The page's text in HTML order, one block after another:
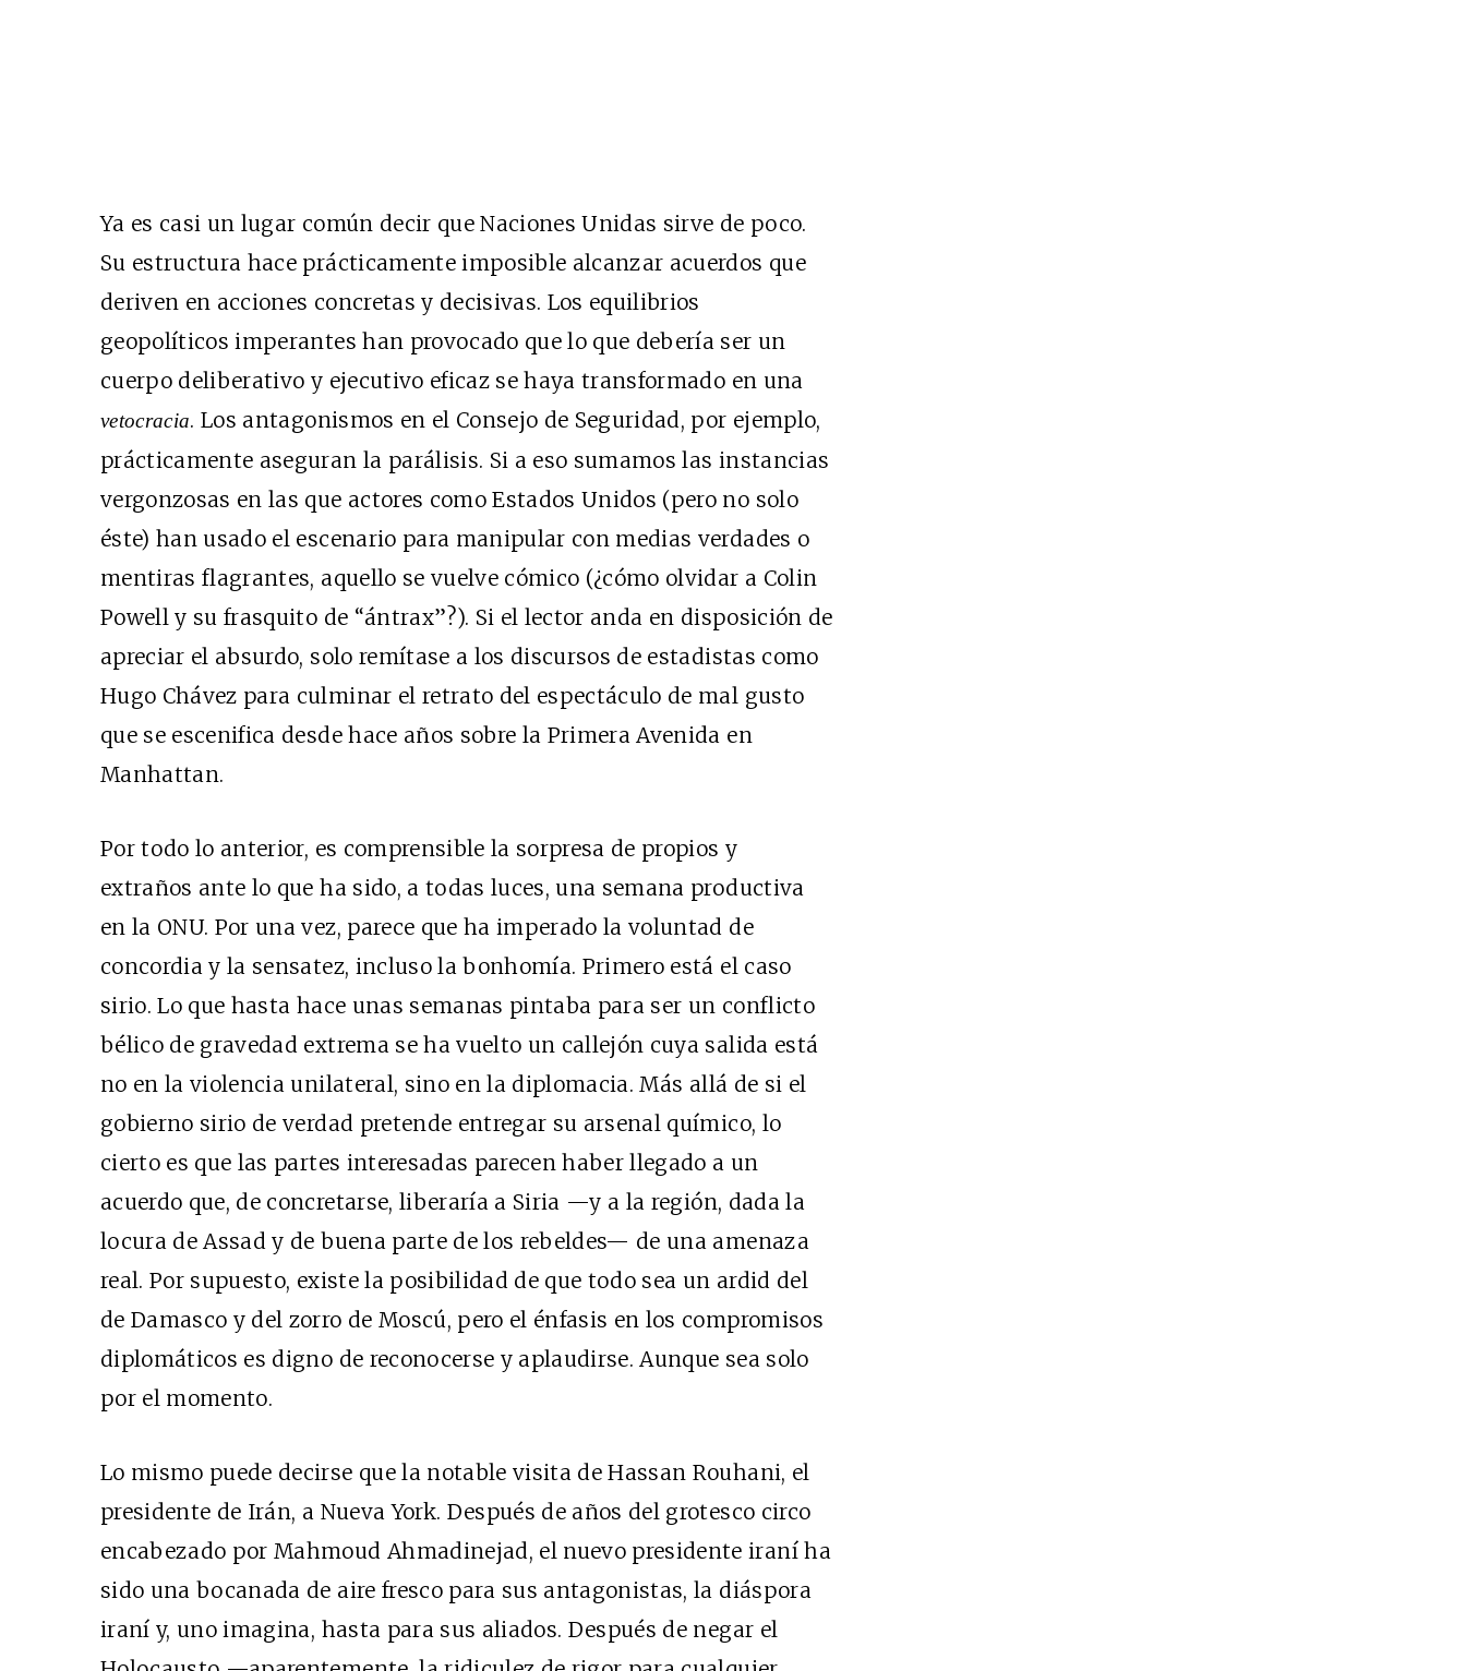
Ya es casi un lugar común decir que Naciones Unidas sirve de poco.
Su estructura hace prácticamente imposible alcanzar acuerdos que
deriven en acciones concretas y decisivas. Los equilibrios
geopolíticos imperantes han provocado que lo que debería ser un
cuerpo deliberativo y ejecutivo eficaz se haya transformado en una
vetocracia. Los antagonismos en el Consejo de Seguridad, por ejemplo,
prácticamente aseguran la parálisis. Si a eso sumamos las instancias
vergonzosas en las que actores como Estados Unidos (pero no solo
éste) han usado el escenario para manipular con medias verdades o
mentiras flagrantes, aquello se vuelve cómico (¿cómo olvidar a Colin
Powell y su frasquito de “ántrax”?). Si el lector anda en disposición de
apreciar el absurdo, solo remítase a los discursos de estadistas como
Hugo Chávez para culminar el retrato del espectáculo de mal gusto
que se escenifica desde hace años sobre la Primera Avenida en
Manhattan.
Por todo lo anterior, es comprensible la sorpresa de propios y
extraños ante lo que ha sido, a todas luces, una semana productiva
en la ONU. Por una vez, parece que ha imperado la voluntad de
concordia y la sensatez, incluso la bonhomía. Primero está el caso
sirio. Lo que hasta hace unas semanas pintaba para ser un conflicto
bélico de gravedad extrema se ha vuelto un callejón cuya salida está
no en la violencia unilateral, sino en la diplomacia. Más allá de si el
gobierno sirio de verdad pretende entregar su arsenal químico, lo
cierto es que las partes interesadas parecen haber llegado a un
acuerdo que, de concretarse, liberaría a Siria —y a la región, dada la
locura de Assad y de buena parte de los rebeldes— de una amenaza
real. Por supuesto, existe la posibilidad de que todo sea un ardid del
de Damasco y del zorro de Moscú, pero el énfasis en los compromisos
diplomáticos es digno de reconocerse y aplaudirse. Aunque sea solo
por el momento.
Lo mismo puede decirse que la notable visita de Hassan Rouhani, el
presidente de Irán, a Nueva York. Después de años del grotesco circo
encabezado por Mahmoud Ahmadinejad, el nuevo presidente iraní ha
sido una bocanada de aire fresco para sus antagonistas, la diáspora
iraní y, uno imagina, hasta para sus aliados. Después de negar el